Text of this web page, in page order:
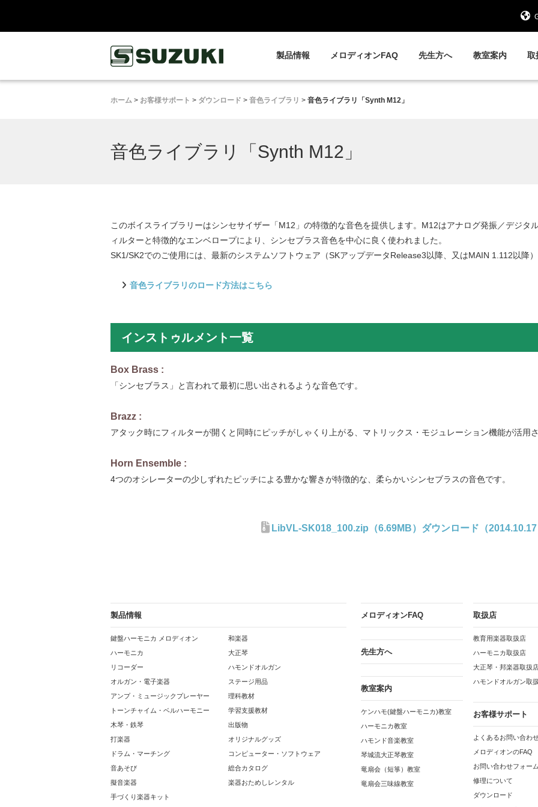
製品情報 メロディオンFAQ 先生方へ 教室案内 取
ホーム > お客様サポート > ダウンロード > 音色ライブラリ > 音色ライブラリ「Synth M12」
音色ライブラリ「Synth M12」
このボイスライブラリーはシンセサイザー「M12」の特徴的な音色を提供します。M12はアナログ発振／デジタ
ィルターと特徴的なエンベロープにより、シンセブラス音色を中心に良く使われました。
SK1/SK2でのご使用には、最新のシステムソフトウェア（SKアップデータRelease3以降、又はMAIN 1.112以降）
音色ライブラリのロード方法はこちら
インストゥルメント一覧
Box Brass :
「シンセブラス」と言われて最初に思い出されるような音色です。
Brazz :
アタック時にフィルターが開くと同時にピッチがしゃくり上がる、マトリックス・モジュレーション機能が活用さ
Horn Ensemble :
4つのオシレーターの少しずれたピッチによる豊かな響きが特徴的な、柔らかいシンセブラスの音色です。
LibVL-SK018_100.zip（6.69MB）ダウンロード（2014.10.17
製品情報
鍵盤ハーモニカ メロディオン
ハーモニカ
リコーダー
オルガン・電子楽器
アンプ・ミュージックプレーヤー
トーンチャイム・ベルハーモニー
木琴・鉄琴
打楽器
ドラム・マーチング
音あそび
擬音楽器
手づくり楽器キット
和楽器
大正琴
ハモンドオルガン
ステージ用品
理科教材
学習支援教材
出版物
オリジナルグッズ
コンピューター・ソフトウェア
総合カタログ
楽器おためしレンタル
メロディオンFAQ
先生方へ
教室案内
ケンハモ(鍵盤ハーモニカ)教室
ハーモニカ教室
ハモンド音楽教室
琴城流大正琴教室
竜扇会（短箏）教室
竜扇会三味線教室
取扱店
教育用楽器取扱店
ハーモニカ取扱店
大正琴・邦楽器取扱
ハモンドオルガン取
お客様サポート
よくあるお問い合わ
メロディオンのFAQ
お問い合わせフォーム
修理について
ダウンロード